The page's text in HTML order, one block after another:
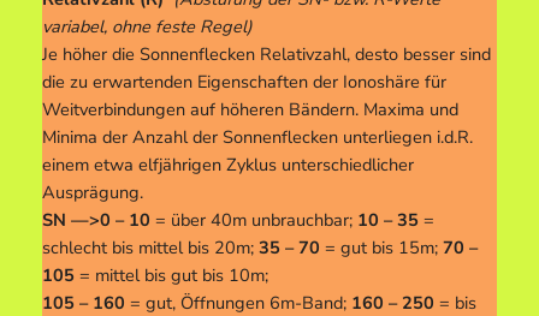
variabel, ohne feste Regel)
Je höher die Sonnenflecken Relativzahl, desto besser sind
die zu erwartenden Eigenschaften der Ionoshäre für
Weitverbindungen auf höheren Bändern. Maxima und
Minima der Anzahl der Sonnenflecken unterliegen i.d.R.
einem etwa elfjährigen Zyklus unterschiedlicher
Ausprägung.
SN —>0 – 10 = über 40m unbrauchbar; 10 – 35=
schlecht bis mittel bis 20m; 35 – 70 = gut bis 15m; 70 –
105= mittel bis gut bis 10m;
105 – 160 = gut, Öffnungen 6m-Band; 160 – 250 = bis